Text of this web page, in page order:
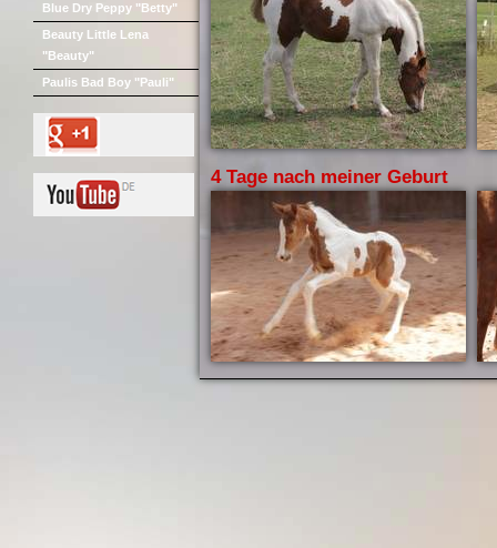
Blue Dry Peppy "Betty"
Beauty Little Lena
"Beauty"
Paulis Bad Boy "Pauli"
4 Tage nach meiner Geburt